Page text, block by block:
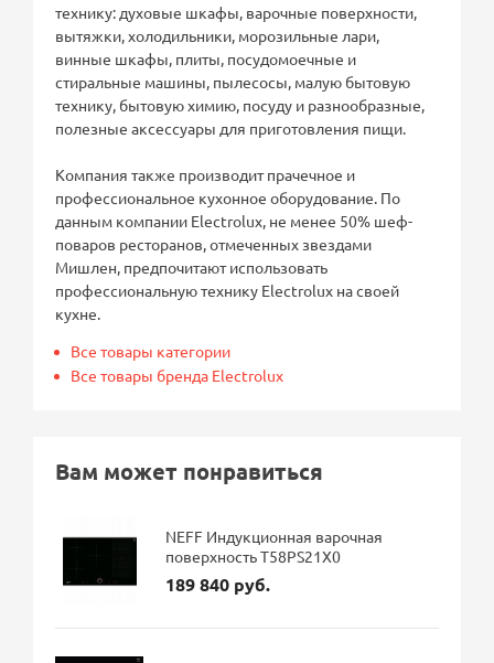
технику: духовые шкафы, варочные поверхности,
вытяжки, холодильники, морозильные лари,
винные шкафы, плиты, посудомоечные и
стиральные машины, пылесосы, малую бытовую
технику, бытовую химию, посуду и разнообразные,
полезные аксессуары для приготовления пищи.
Компания также производит прачечное и
профессиональное кухонное оборудование. По
данным компании Electrolux, не менее 50% шеф-
поваров ресторанов, отмеченных звездами
Мишлен, предпочитают использовать
профессиональную технику Electrolux на своей
кухне.
Все товары категории
Все товары бренда Electrolux
Вам может понравиться
NEFF Индукционная варочная
поверхность T58PS21X0
189 840 руб.